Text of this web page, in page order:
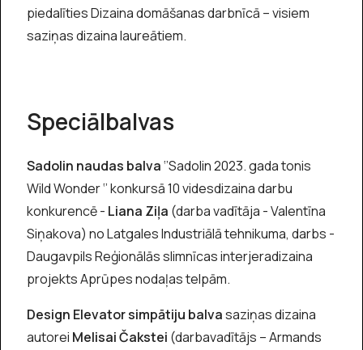
piedalīties Dizaina domāšanas darbnīcā – visiem
saziņas dizaina laureātiem.
Speciālbalvas
Sadolin naudas balva‘’Sadolin 2023. gada tonis
Wild Wonder ‘’ konkursā 10 videsdizaina darbu
konkurencē - Liana Ziļa (darba vadītāja - Valentīna
Siņakova) no Latgales Industriālā tehnikuma, darbs -
Daugavpils Reģionālās slimnīcas interjeradizaina
projekts Aprūpes nodaļas telpām.
Design Elevator simpātiju balvasaziņas dizaina
autorei Melisai Čakstei (darbavadītājs – Armands